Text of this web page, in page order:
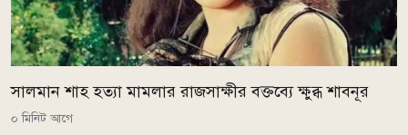
সালমান শাহ হত্যা মামলার রাজসাক্ষীর বক্তব্যে ক্ষুব্ধ শাবনূর
০ মিনিট আগে